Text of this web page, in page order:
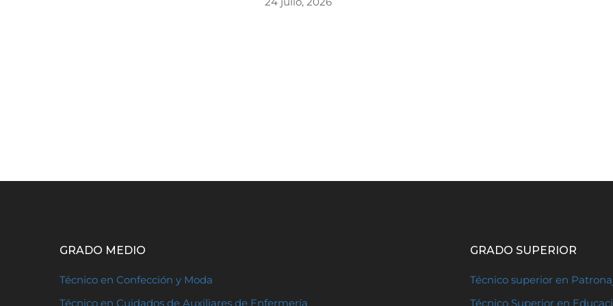
GRADO MEDIO
Técnico en Confección y Moda
Técnico en Cuidados de Auxiliares de Enfermería
GRADO SUPERIOR
Técnico superior en
Técnico Superior en